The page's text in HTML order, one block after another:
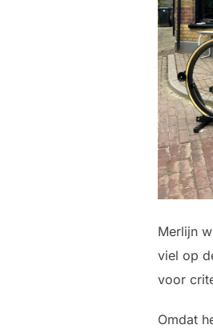
Merlijn
viel op
voor
Omdat